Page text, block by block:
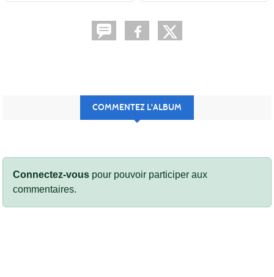
COMMENTEZ L'ALBUM
Connectez-vous pour pouvoir participer aux
commentaires.